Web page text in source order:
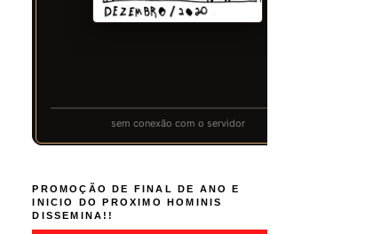
PROMOÇÃO DE FINAL DE ANO E
INICIO DO PROXIMO HOMINIS
DISSEMINA!!